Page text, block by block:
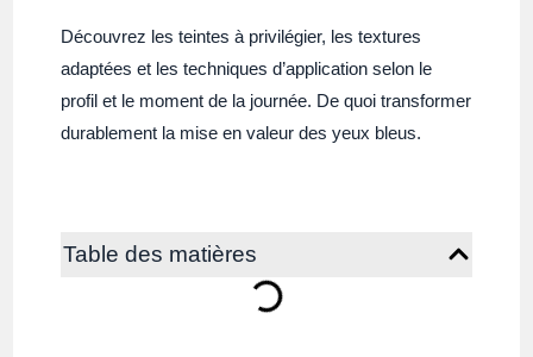
Découvrez les teintes à privilégier, les textures
adaptées et les techniques d’application selon le
profil et le moment de la journée. De quoi transformer
durablement la mise en valeur des yeux bleus.
Table des matières